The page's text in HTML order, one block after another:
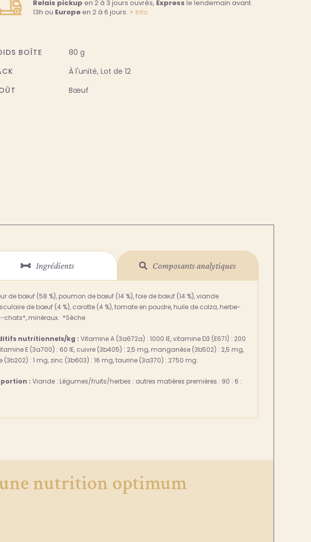
Relais pickup en 2 à 3 jours ouvrés, Express le lendemain avant
13h ou Europe en 2 à 6 jours. + Info
BOÎTE
80 g
À l'unité, Lot de 12
Bœuf
Ingrédients Composants analytiques
de bœuf (58 %), poumon de bœuf (14 %), foie de bœuf (14 %), viande
de bœuf (4 %), carotte (4 %), tomate en poudre, huile de colza, herbe-
chats*, minéraux. *Sèche
nutritionnels/kg : Vitamine A (3a672a) : 1000 IE, vitamine D3 (E671) : 200
E (3a700) : 60 IE, cuivre (3b405) : 2,5 mg, manganèse (3b502) : 2,5 mg,
(3b202) : 1 mg, zinc (3b603) : 16 mg, taurine (3a370) : 2750 mg.
: Viande : Légumes/fruits/herbes : autres matières premières : 90 : 6 :
nutrition optimum